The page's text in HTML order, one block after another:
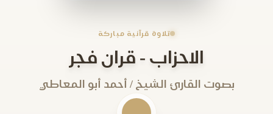
تلاوة قرآنية مباركة
الاحزاب - قران فجر
بصوت القارئ الشيخ / أحمد أبو المعاطي